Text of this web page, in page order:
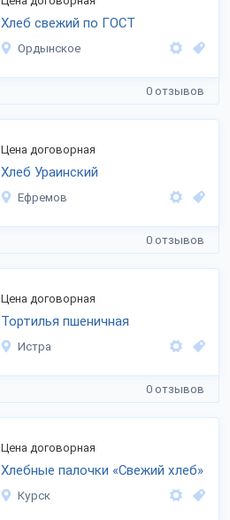
Хлеб свежий по ГОСТ
Ордынское
0 отзывов
Цена договорная
Хлеб Ураинский
Ефремов
0 отзывов
Цена договорная
Тортилья пшеничная
Истра
0 отзывов
Цена договорная
Хлебные палочки «Свежий хлеб»
Курск